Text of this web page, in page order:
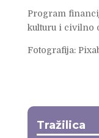
Program
kulturu i civilno
Fotografija:
Tražilica